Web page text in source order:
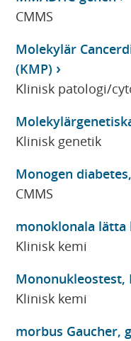
CMMS
Molekylär
(KMP)
Klinisk patologi/
Klinisk genetik
Monogen
CMMS
monoklonala lätta
Klinisk kemi
Mononukleostest,
Klinisk kemi
morbus Gaucher,